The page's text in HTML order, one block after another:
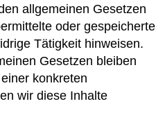
allgemeinen Gesetzen
oder gespeicherte
Tätigkeit hinweisen.
Gesetzen bleiben
konkreten
wir diese Inhalte